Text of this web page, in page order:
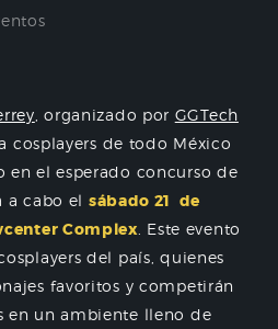
, organizado por GGTech
a cosplayers de todo México
en el esperado concurso de
a cabo el sábado 21 de
Complex . Este evento
del país, quienes
favoritos y competirán
en un ambiente lleno de